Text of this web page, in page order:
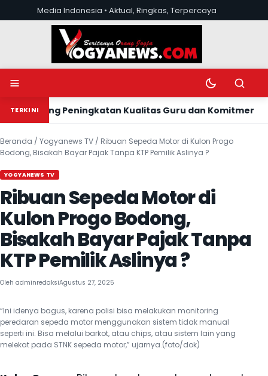
Lewati ke kontenMedia Indonesia • Aktual, Ringkas, Terpercaya
TERKINI Peningkatan Kualitas Guru dan Komitmen
Beranda / Yogyanews TV / Ribuan Sepeda Motor di Kulon Progo
Bodong, Bisakah Bayar Pajak Tanpa KTP Pemilik Aslinya ?
YOGYANEWS TV
Ribuan Sepeda Motor di
Kulon Progo Bodong,
Bisakah Bayar Pajak Tanpa
KTP Pemilik Aslinya ?
Oleh adminredaksiAgustus 27, 2025
“Ini idenya bagus, karena polisi bisa melakukan monitoring
peredaran sepeda motor menggunakan sistem tidak manual
seperti ini. Bisa melalui barkot, atau chips, atau sistem lain yang
melekat pada STNK sepeda motor,” ujarnya.(foto/dok)